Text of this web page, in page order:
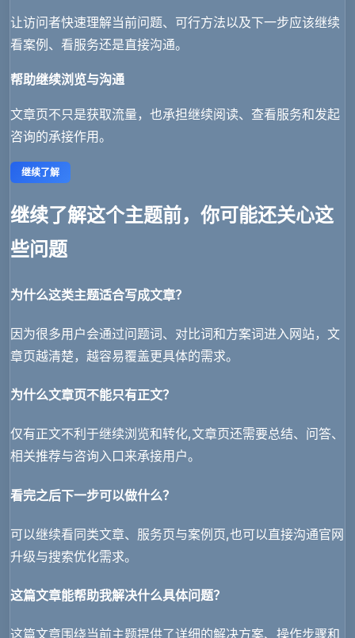
让访问者快速理解当前问题、可行方法以及下一步应该继续
看案例、看服务还是直接沟通。
帮助继续浏览与沟通
文章页不只是获取流量，也承担继续阅读、查看服务和发起
咨询的承接作用。
继续了解
继续了解这个主题前，你可能还关心这
些问题
为什么这类主题适合写成文章？
因为很多用户会通过问题词、对比词和方案词进入网站，文
章页越清楚，越容易覆盖更具体的需求。
为什么文章页不能只有正文？
仅有正文不利于继续浏览和转化,文章页还需要总结、问答、
相关推荐与咨询入口来承接用户。
看完之后下一步可以做什么？
可以继续看同类文章、服务页与案例页,也可以直接沟通官网
升级与搜索优化需求。
这篇文章能帮助我解决什么具体问题？
这篇文章围绕当前主题提供了详细的解决方案、操作步骤和